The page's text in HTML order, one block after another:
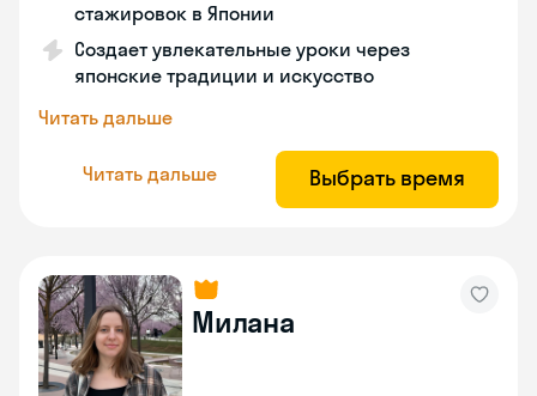
стажировок в Японии
Создает увлекательные уроки через
японские традиции и искусство
Читать дальше
Читать дальше Выбрать время
Милана